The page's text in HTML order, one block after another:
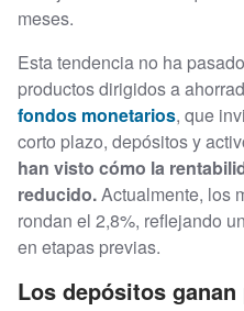
meses.
Esta tendencia no ha
productos dirigidos a
fondos monetarios, que
corto plazo, depósitos y
han visto cómo la
reducido.Actualmente, los
rondan el 2,8%, reflejando
en etapas previas.
Los depósitos